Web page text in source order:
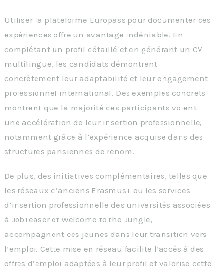
Utiliser la plateforme Europass pour documenter ces
expériences offre un avantage indéniable. En
complétant un profil détaillé et en générant un CV
multilingue, les candidats démontrent
concrètement leur adaptabilité et leur engagement
professionnel international. Des exemples concrets
montrent que la majorité des participants voient
une accélération de leur insertion professionnelle,
notamment grâce à l’expérience acquise dans des
structures parisiennes de renom.
De plus, des initiatives complémentaires, telles que
les réseaux d’anciens Erasmus+ ou les services
d’insertion professionnelle des universités associées
à JobTeaser et Welcome to the Jungle,
accompagnent ces jeunes dans leur transition vers
l’emploi. Cette mise en réseau facilite l’accès à des
offres d’emploi adaptées à leur profil et valorise cette